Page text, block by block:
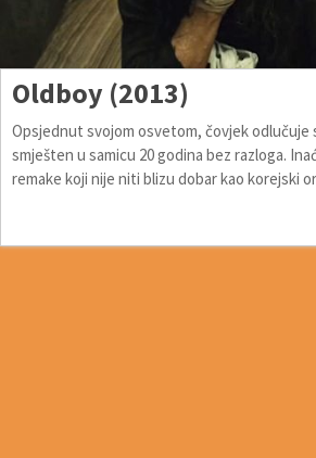
Oldboy (2013)
Opsjednut svojom osvetom, čovjek odlučuje
smješten u samicu 20 godina bez razloga.
remake koji nije niti blizu dobar kao korejski